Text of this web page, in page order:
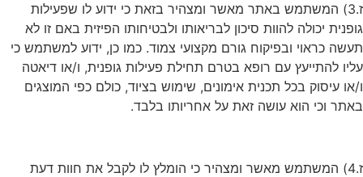
ז.3) המשתמש באתר מאשר ומצהיר בזאת כי ידוע לו שפעילות
גופנית יכולה להוות סיכון לבריאותו ולבטיחותו הפיזית באם זו לא
תעשה כראוי ובפיקוח גורם מקצועי צמוד. כמו כן, ידוע למשתמש כי
עליו להתייעץ עם רופא בטרם תחילת פעילות גופנית, ו/או דיאטה
ו/או עיסוק בכל תכנית אימונים, שימוש בציוד, כולם כפי המוצגים
באתר וכי הוא עושה זאת על אחריותו בלבד.
ז.4) המשתמש מאשר ומצהיר כי הומלץ לו לקבל את חוות דעת